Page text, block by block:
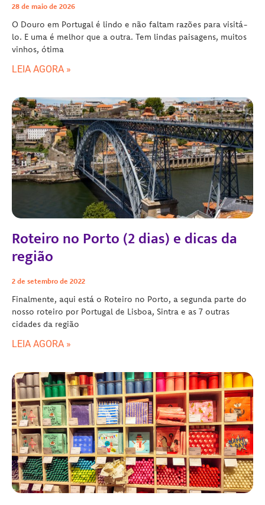
28 de maio de 2026
O Douro em Portugal é lindo e não faltam razões para visitá-
lo. E uma é melhor que a outra. Tem lindas paisagens, muitos
vinhos, ótima
LEIA AGORA »
Roteiro no Porto (2 dias) e dicas da
região
2 de setembro de 2022
Finalmente, aqui está o Roteiro no Porto, a segunda parte do
nosso roteiro por Portugal de Lisboa, Sintra e as 7 outras
cidades da região
LEIA AGORA »